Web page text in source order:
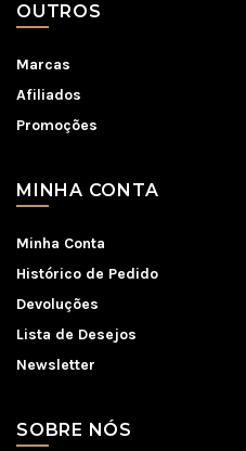
OUTROS
Marcas
Afiliados
Promoções
MINHA CONTA
Minha Conta
Histórico de Pedido
Devoluções
Lista de Desejos
Newsletter
SOBRE NÓS